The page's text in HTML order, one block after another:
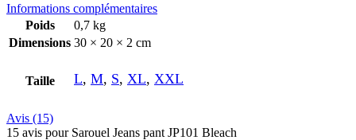
Informations complémentaires
Poids
0,7 kg
Dimensions 30 × 20 × 2 cm
Taille L, M, S, XL, XXL
Avis (15)
15 avis pour Sarouel Jeans pant JP101 Bleach